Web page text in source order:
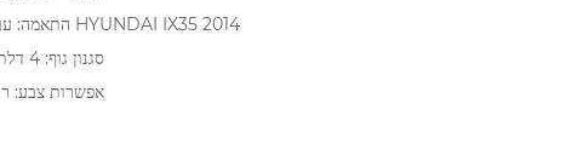
2. התאמה: עבור HYUNDAI IX35 2014
3. סגנון גוף: 4 דלתות
4. אפשרות צבע: